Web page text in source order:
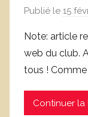
Publié le 15
Note: article
web du club.
tous ! Comme
Continuer la